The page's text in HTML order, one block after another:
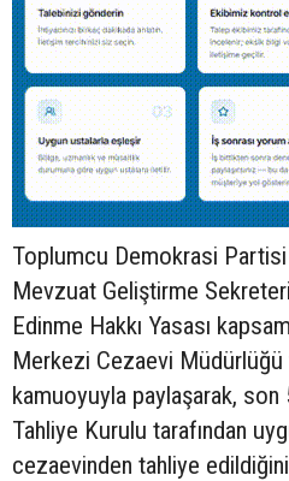
Toplumcu Demokrasi
Mevzuat Geliştirme
Edinme Hakkı Yasası
Merkezi Cezaevi Müdürlüğü
kamuoyuyla paylaşarak, son
Tahliye Kurulu tarafından
cezaevinden tahliye edildiğini